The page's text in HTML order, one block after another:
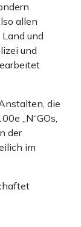
allen
und
und
die
„N“GOs,
der
im